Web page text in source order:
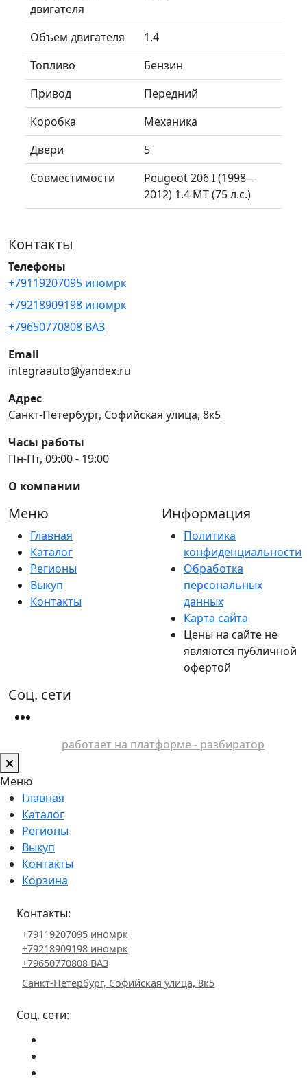
двигателя
Объем двигателя
1.4
Топливо
Бензин
Привод
Передний
Коробка
Механика
Двери
5
Совместимости
Peugeot 206 I (1998—
2012) 1.4 MT (75 л.с.)
Контакты
Телефоны
+79119207095 иномрк
+79218909198 иномрк
+79650770808 ВАЗ
Email
integraauto@yandex.ru
Адрес
Санкт-Петербург, Софийская улица, 8к5
Часы работы
Пн-Пт, 09:00 - 19:00
О компании
Меню
Главная
Каталог
Регионы
Выкуп
Контакты
Информация
Политика
конфиденциальности
Обработка
персональных
данных
Карта сайта
Цены на сайте не
являются публичной
офертой
Соц. сети
работает на платформе - разбиратор
Меню
Главная
Каталог
Регионы
Выкуп
Контакты
Корзина
Контакты:
+79119207095 иномрк
+79218909198 иномрк
+79650770808 ВАЗ
Санкт-Петербург, Софийская улица, 8к5
Соц. сети: